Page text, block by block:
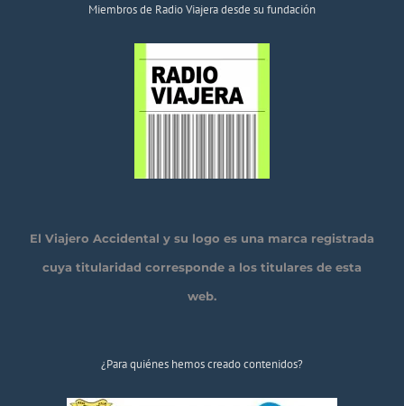
Miembros de Radio Viajera desde su fundación
El Viajero Accidental y su logo es una marca registrada
cuya titularidad corresponde a los titulares de esta
web.
¿Para quiénes hemos creado contenidos?